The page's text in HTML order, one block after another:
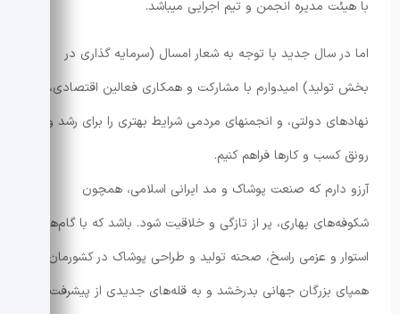
با هیئت مدیره انجمن و تیم اجرایی میباشد.
اما در سال جدید با توجه به شعار امسال (سرمایه گذاری در
بخش تولید) امیدوارم با مشارکت و همکاری فعالین اقتصادی،
نهادهای دولتی، و انجمنهای مردمی شرایط بهتری را برای رشد و
رونق کسب و کارها فراهم کنیم.
آرزو دارم که صنعت پوشاک و مد ایرانی اسلامی، همچون
شکوفه‌های بهاری، پر از تازگی و خلاقیت شود. باشد که با گام‌های
استوار و عزمی راسخ، صحنه تولید و طراحی پوشاک در کشورمان،
همپای بزرگان جهانی بدرخشد و به قله‌های جدیدی از پیشرفت و